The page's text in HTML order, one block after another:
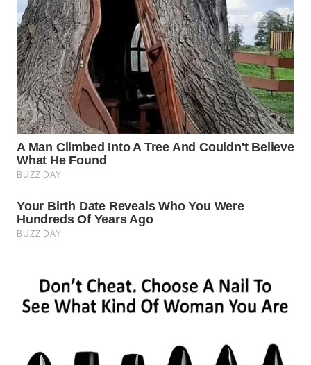
WN
NIAS
WN
LANGKAT
WN
TAPANULI
WN
LESUNG
WN
SIMALUNGUN
LABUHANBATU